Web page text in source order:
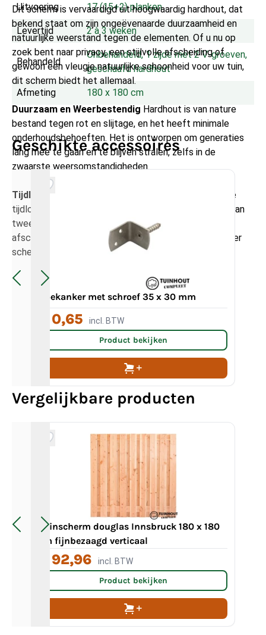
Dit scherm is vervaardigd uit hoogwaardig hardhout, dat
bekend staat om zijn ongeëvenaarde duurzaamheid en
natuurlijke weerstand tegen de elementen. Of u nu op
zoek bent naar privacy, een stijlvolle afscheiding of
gewoon een vleugje natuurlijke schoonheid voor uw tuin,
dit scherm biedt het allemaal.
Duurzaam en Weerbestendig Hardhout is van nature
bestand tegen rot en slijtage, en het heeft minimale
onderhoudsbehoeften. Het is ontworpen om generaties
lang mee te gaan en te blijven stralen, zelfs in de
zwaarste weersomstandigheden.
Tijdloos en Veelzijdig
Dit Tuinscherm biedt zowel de
tijdloze uitstraling van hardhout als de veelzijdigheid van
twee beschikbare hoogtes. Of u nu een lagere
afscheiding wilt om uw tuin op te splitsen of een hoger
scherm voor maximale privacy, de keuze is aan u.
Uitvoering 17 (15+2) planken
Levertijd 2 à 3 weken
Behandeld
Onbehandeld, 1 zijde met 2 V-groeven,
geschaafd hardhout
Afmeting 180 x 180 cm
Geschikte accessoires
Hoekanker met schroef 35 x 30 mm
€ 0,65 incl. BTW
Product bekijken
Vergelijkbare producten
Tuinscherm douglas Innsbruck 180 x 180
cm fijnbezaagd verticaal
€ 92,96 incl. BTW
Product bekijken